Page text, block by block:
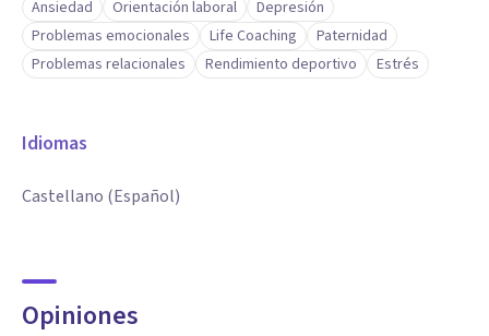
Ansiedad Orientación laboral
Depresión
Problemas emocionales
Life Coaching
Paternidad
Problemas relacionales
Rendimiento deportivo Estrés
Idiomas
Castellano (Español)
Opiniones